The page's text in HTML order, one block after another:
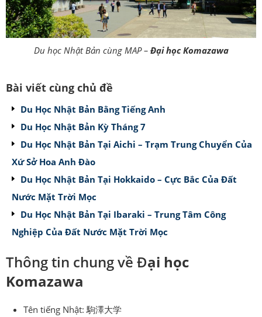
Du học Nhật Bản cùng MAP – Đại học Komazawa
Bài viết cùng chủ đề
Du Học Nhật Bản Bằng Tiếng Anh
Du Học Nhật Bản Kỳ Tháng 7
Du Học Nhật Bản Tại Aichi – Trạm Trung Chuyển Của
Xứ Sở Hoa Anh Đào
Du Học Nhật Bản Tại Hokkaido – Cực Bắc Của Đất
Nước Mặt Trời Mọc
Du Học Nhật Bản Tại Ibaraki – Trung Tâm Công
Nghiệp Của Đất Nước Mặt Trời Mọc
Thông tin chung về Đại học
Komazawa
Tên tiếng Nhật: 駒澤大学